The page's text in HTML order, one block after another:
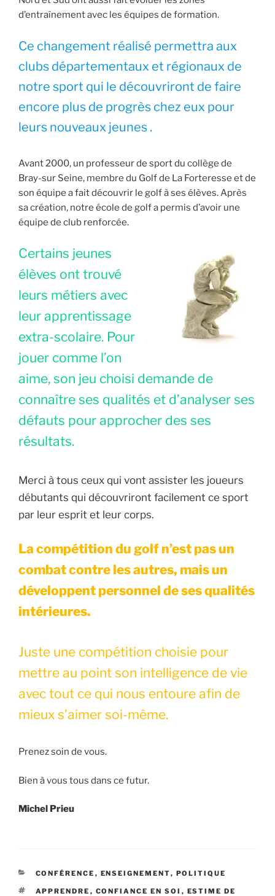
d’entraînement avec les équipes de formation.
Ce changement réalisé permettra aux
clubs départementaux et régionaux de
notre sport qui le découvriront de faire
encore plus de progrès chez eux pour
leurs nouveaux jeunes .
Avant 2000, un professeur de sport du collège de
Bray-sur Seine, membre du Golf de La Forteresse et de
son équipe a fait découvrir le golf à ses élèves. Après
sa création, notre école de golf a permis d’avoir une
équipe de club renforcée.
Certains jeunes
élèves ont trouvé
leurs métiers avec
leur apprentissage
extra-scolaire. Pour
jouer comme l’on
aime, son jeu choisi demande de
connaître ses qualités et d’analyser ses
défauts pour approcher des ses
résultats.
Merci à tous ceux qui vont assister les joueurs
débutants qui découvriront facilement ce sport
par leur esprit et leur corps.
La compétition du golf n’est pas un
combat contre les autres, mais un
développent personnel de ses qualités
intérieures.
Juste une compétition choisie pour
mettre au point son intelligence de vie
avec tout ce qui nous entoure afin de
mieux s’aimer soi-même.
Prenez soin de vous.
Bien à vous tous dans ce futur.
Michel Prieu
CATÉGORIES
CONFÉRENCE , ENSEIGNEMENT, POLITIQUE
ÉTIQUETTES
APPRENDRE , CONFIANCE EN SOI , ESTIME DE